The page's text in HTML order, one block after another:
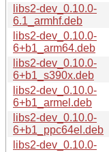
libs2-dev_0.10.0-
6.1_armhf.deb
libs2-dev_0.10.0-
6+b1_arm64.deb
libs2-dev_0.10.0-
6+b1_s390x.deb
libs2-dev_0.10.0-
6+b1_armel.deb
libs2-dev_0.10.0-
6+b1_ppc64el.deb
libs2-dev_0.10.0-